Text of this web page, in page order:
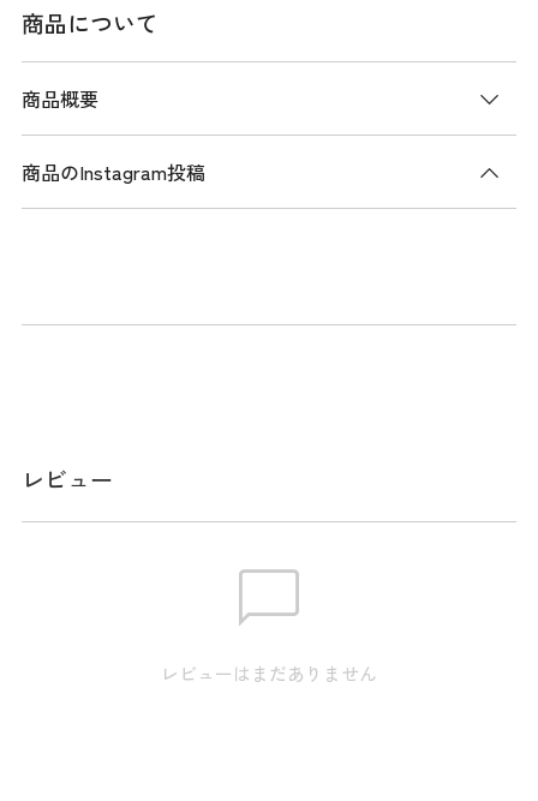
商品について
商品概要
商品説明
リエステルタフタを使用。消臭、制菌機能を持った溶剤を塗
※消臭機能について詳しくは
移します）
W34cm / H43cm ※本表示は実寸となります。
商品のInstagram投稿
レビュー
レビューはまだありません